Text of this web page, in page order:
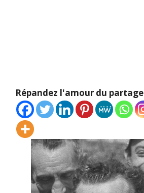
Répandez l'amour du partage